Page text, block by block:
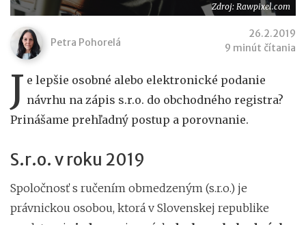
Zdroj: Rawpixel.com
Petra Pohorelá
26.2.2019
9 minút čítania
J e lepšie osobné alebo elektronické podanie
návrhu na zápis s.r.o. do obchodného registra?
Prinášame prehľadný postup a porovnanie.
S.r.o. v roku 2019
Spoločnosť s ručením obmedzeným (s.r.o.) je
právnickou osobou, ktorá v Slovenskej republike